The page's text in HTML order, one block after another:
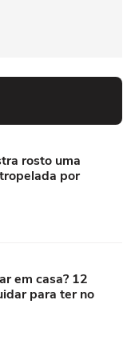
rosto uma
por
em casa? 12
para ter no